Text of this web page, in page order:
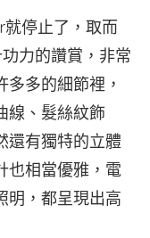
停止了，取而
力的讚賞，非常
多的細節裡，
線、髮絲紋飾
還有獨特的立體
也相當優雅，電
明，都呈現出高